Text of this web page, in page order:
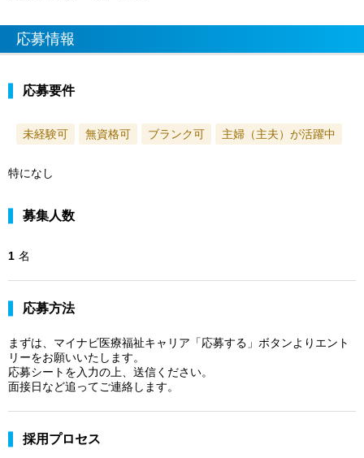
応募情報
応募要件
未経験可 無資格可 ブランク可 主婦（主夫）が活躍中
特になし
募集人数
1 名
応募方法
まずは、マイナビ医療福祉キャリア「応募する」ボタンよりエント
リーをお願いいたします。
応募シートを入力の上、送信ください。
面接日など追ってご連絡します。
採用プロセス